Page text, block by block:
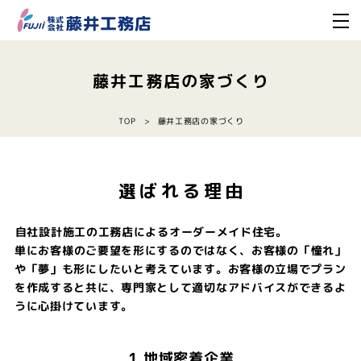
藤井工務店の家づくり
TOP 藤井工務店の家づくり
選ばれる理由
自社設計施工の工務店によるオーダーメイド住宅。
単にお客様のご要望を形にするのではなく、お客様の「憧れ」
や「夢」も形にしたいと考えています。お客様の立場でプラン
を作成すると共に、専門家として適切なアドバイスができるよ
うに心掛けています。